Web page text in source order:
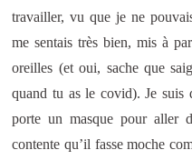
travailler, vu que je ne
me sentais très bien, mis à
oreilles (et oui, sache que
quand tu as le covid). Je suis
porte un masque pour aller
contente qu’il fasse moche